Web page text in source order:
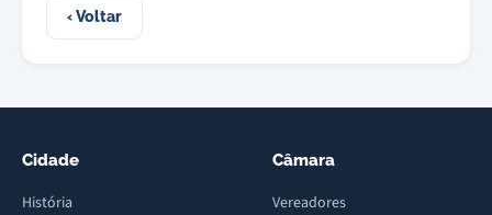
‹ Voltar
Cidade
História
Câmara
Vereadores